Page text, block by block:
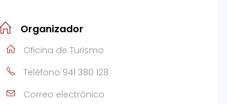
Organizador
Oficina de Turismo
Teléfono 941 380 128
Correo electrónico